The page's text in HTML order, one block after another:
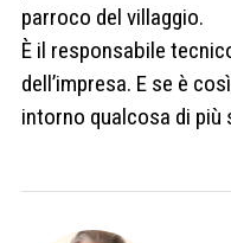
parroco del villaggio.
È il responsabile
dell’impresa. E se è
intorno qualcosa di più